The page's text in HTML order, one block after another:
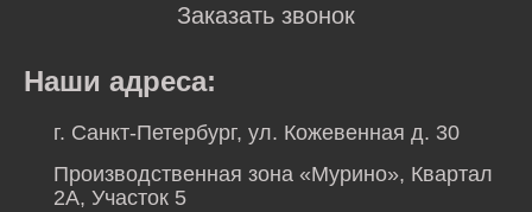
Заказать звонок
Наши адреса:
г. Санкт-Петербург, ул. Кожевенная д. 30
Производственная зона «Мурино», Квартал
2А, Участок 5